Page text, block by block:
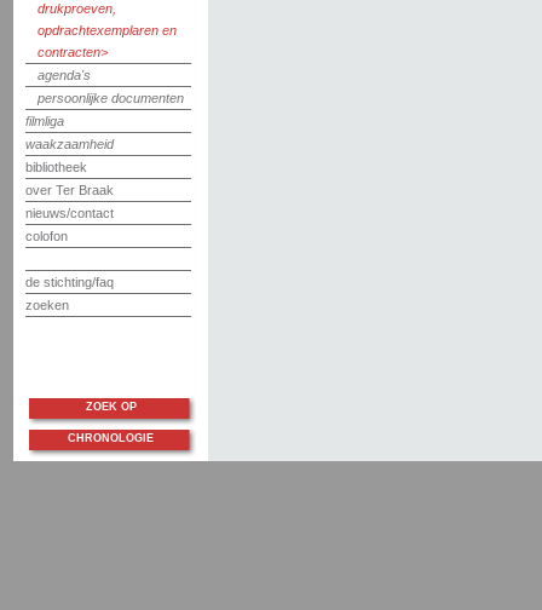
drukproeven,
opdrachtexemplaren en
contracten
agenda's
persoonlijke documenten
filmliga
waakzaamheid
bibliotheek
over Ter Braak
nieuws/contact
colofon
de stichting/faq
zoeken
ZOEK OP
CHRONOLOGIE